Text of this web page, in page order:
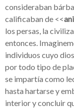
consideraban
calificaban de <<
los persas, la
entonces.
individuos cuyo
por todo tipo de
se impartía como
hasta hartarse y
interior y concluir